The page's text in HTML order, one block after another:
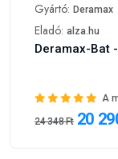
Gyártó: Deramax
Eladó: alza.hu
Deramax-Bat
A
24 348 Ft 20